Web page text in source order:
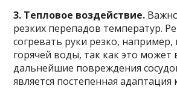
3. Тепловое воздействие.
резких перепадов температур.
согревать руки резко,
горячей воды, так как это может
дальнейшие повреждения
является постепенная адаптация